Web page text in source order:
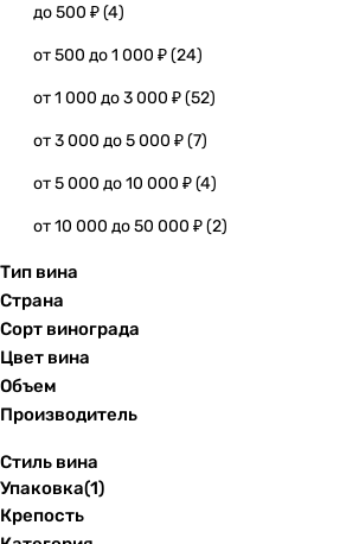
до 500 ₽(4)
от 500 до 1 000 ₽(24)
от 1 000 до 3 000 ₽(52)
от 3 000 до 5 000 ₽(7)
от 5 000 до 10 000 ₽(4)
от 10 000 до 50 000 ₽(2)
Тип вина
Страна
Сорт винограда
Цвет вина
Объем
Производитель
Стиль вина
Упаковка(1)
Крепость